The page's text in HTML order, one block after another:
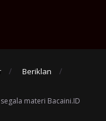
Beriklan
materi Bacaini.ID